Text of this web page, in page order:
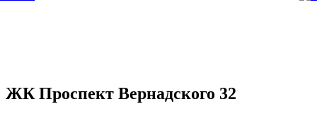
ЖК Проспект Вернадского 32